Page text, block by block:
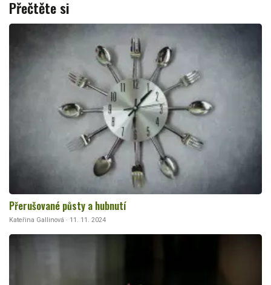
Přečtěte si
Přerušované půsty a hubnutí
Kateřina Gallinová · 11. 11. 2024